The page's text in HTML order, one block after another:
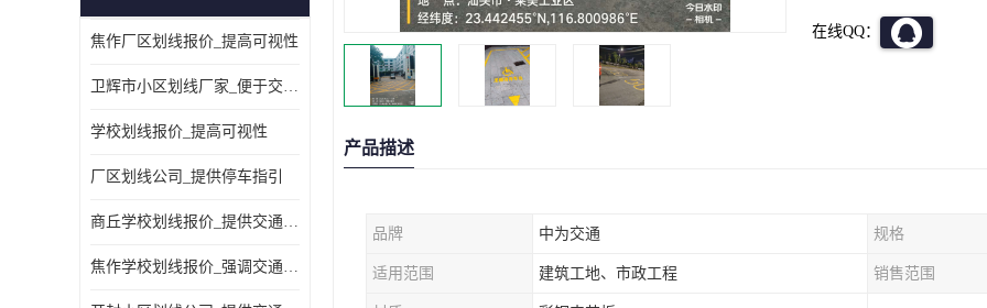
焦作厂区划线报价_提高可视性
卫辉市小区划线厂家_便于交通管理
学校划线报价_提高可视性
厂区划线公司_提供停车指引
商丘学校划线报价_提供交通信息
焦作学校划线报价_强调交通规则
在线QQ：
产品描述
品牌 中为交通 规格
适用范围 建筑工地、市政工程 销售范围